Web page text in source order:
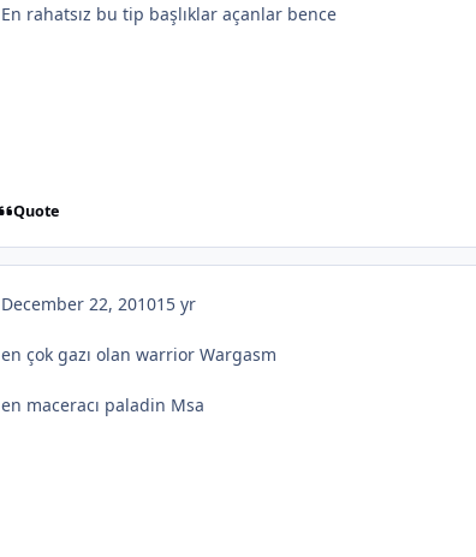
En rahatsız bu tip başlıklar açanlar bence
Quote
December 22, 201015 yr
en çok gazı olan warrior Wargasm
en maceracı paladin Msa